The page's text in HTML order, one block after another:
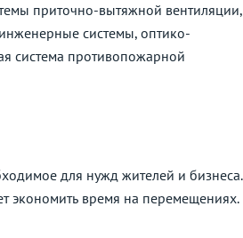
приточно-вытяжной вентиляции,
системы, оптико-
система противопожарной
для нужд жителей и бизнеса.
экономить время на перемещениях.